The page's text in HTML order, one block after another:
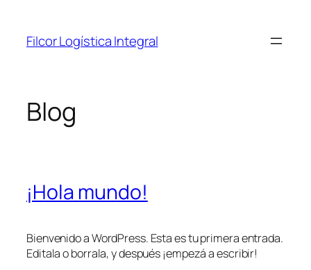
contenido
Filcor Logística Integral
Blog
¡Hola mundo!
Bienvenido a WordPress. Esta es tu primera entrada.
Editala o borrala, y después ¡empezá a escribir!